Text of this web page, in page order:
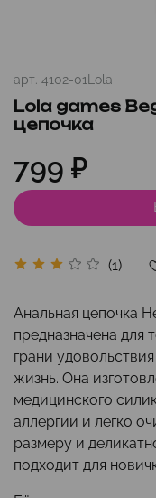
арт. 4102-01Lola
Lola games
цепочка
(1)
799 ₽
Анальная цепочка
предназначена для
грани
жизнь. Она
медицинского
аллергии и легко
размеру и
подходит для